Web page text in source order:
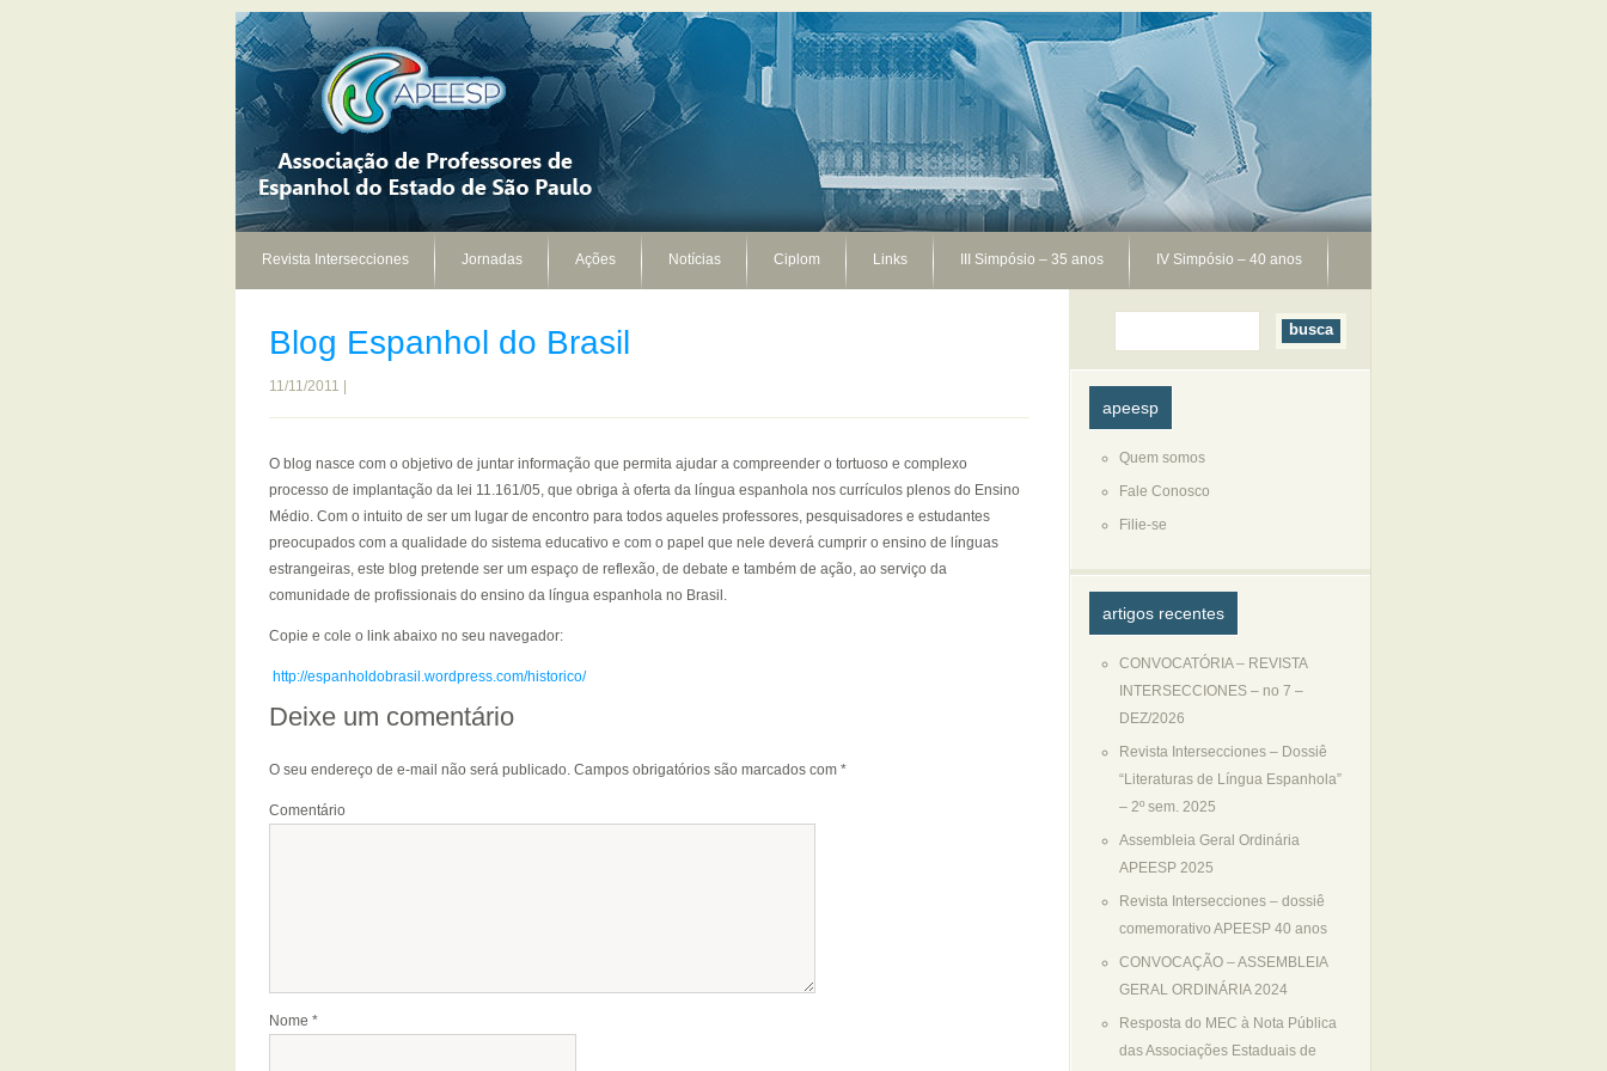
Revista Intersecciones Jornadas Ações Notícias Ciplom Links III Simpósio – 35 anos IV Simpósio – 40 anos
Blog Espanhol do Brasil
11/11/2011 |
O blog nasce com o objetivo de juntar informação que permita ajudar a compreender o tortuoso e complexo
processo de implantação da lei 11.161/05, que obriga à oferta da língua espanhola nos currículos plenos do Ensino
Médio. Com o intuito de ser um lugar de encontro para todos aqueles professores, pesquisadores e estudantes
preocupados com a qualidade do sistema educativo e com o papel que nele deverá cumprir o ensino de línguas
estrangeiras, este blog pretende ser um espaço de reflexão, de debate e também de ação, ao serviço da
comunidade de profissionais do ensino da língua espanhola no Brasil.
Copie e cole o link abaixo no seu navegador:
http://espanholdobrasil.wordpress.com/historico/
Deixe um comentário
O seu endereço de e-mail não será publicado. Campos obrigatórios são marcados com *
Comentário
Nome *
apeesp
Quem somos
Fale Conosco
Filie-se
artigos recentes
CONVOCATÓRIA – REVISTA
INTERSECCIONES – no 7 –
DEZ/2026
Revista Intersecciones – Dossiê
“Literaturas de Língua Espanhola”
– 2º sem. 2025
Assembleia Geral Ordinária
APEESP 2025
Revista Intersecciones – dossiê
comemorativo APEESP 40 anos
CONVOCAÇÃO – ASSEMBLEIA
GERAL ORDINÁRIA 2024
Resposta do MEC à Nota Pública
das Associações Estaduais de